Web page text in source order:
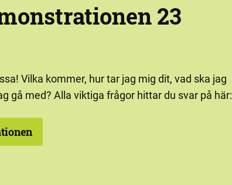
23
Vilka kommer, hur tar jag mig dit, vad ska jag
gå med? Alla viktiga frågor hittar du svar på här: